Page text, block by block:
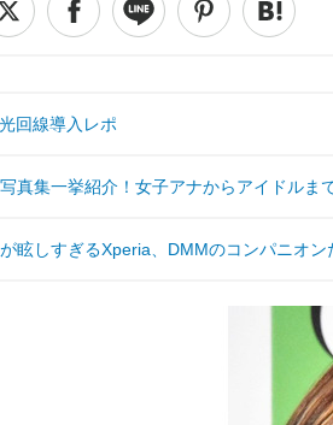
回線導入レポ
真集一挙紹介！女子アナからアイドルま
眩しすぎるXperia、DMMのコンパニオン